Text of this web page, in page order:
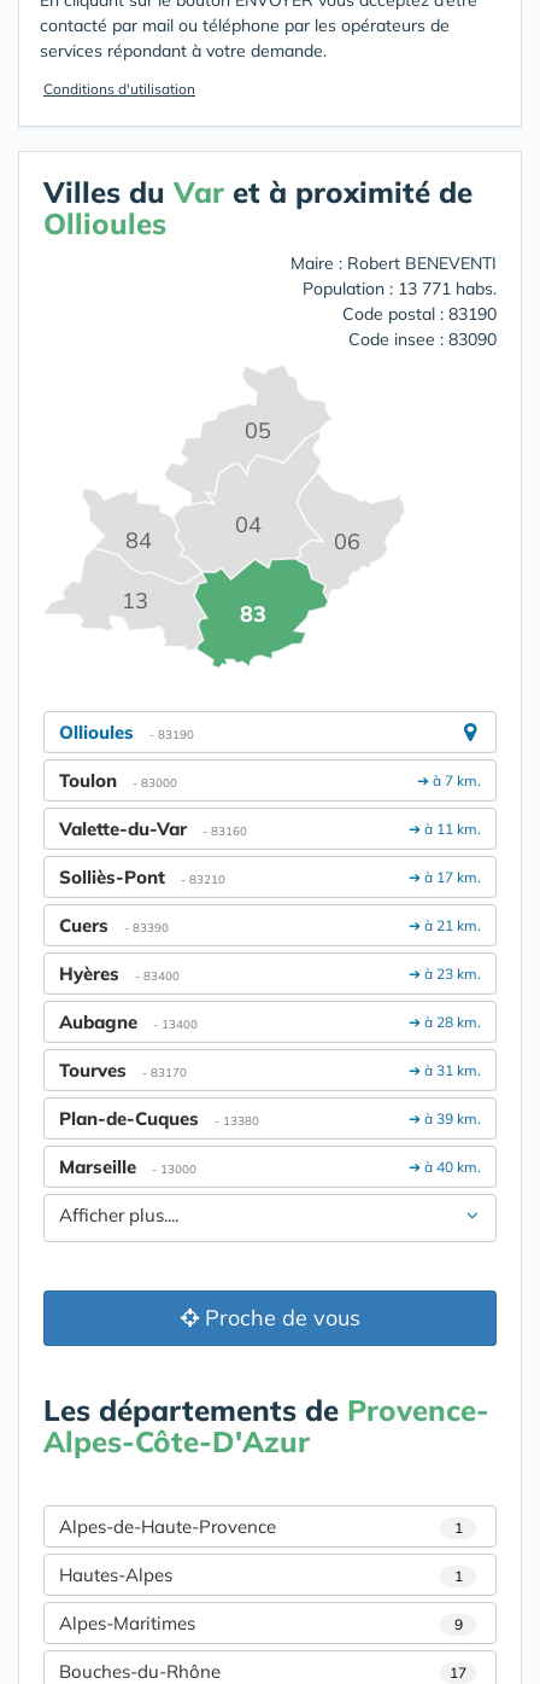
contacté par mail ou téléphone par les opérateurs de
services répondant à votre demande.
Conditions d'utilisation
Villes du Var et à proximité de
Ollioules
Maire : Robert BENEVENTI
Population : 13 771 habs.
Code postal : 83190
Code insee : 83090
04
05
06
13 83
84
Ollioules - 83190
➔ à 7 km.
Toulon - 83000
➔ à 11 km.
Valette-du-Var - 83160
➔ à 17 km.
Solliès-Pont - 83210
➔ à 21 km.
Cuers - 83390
➔ à 23 km.
Hyères - 83400
➔ à 28 km.
Aubagne - 13400
➔ à 31 km.
Tourves - 83170
➔ à 39 km.
Plan-de-Cuques - 13380
➔ à 40 km.
Marseille - 13000
Afficher plus....
Proche de vous
Les départements de Provence-
Alpes-Côte-D'Azur
Alpes-de-Haute-Provence 1
Hautes-Alpes 1
Alpes-Maritimes 9
Bouches-du-Rhône 17